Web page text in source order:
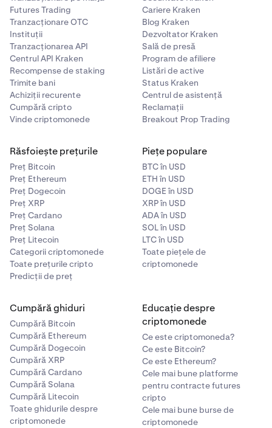
Futures Trading
Tranzacționare OTC
Instituții
Tranzacționarea API
Centrul API Kraken
Recompense de staking
Trimite bani
Achiziții recurente
Cumpără cripto
Vinde criptomonede
Cariere Kraken
Blog Kraken
Dezvoltator Kraken
Sală de presă
Program de afiliere
Listări de active
Status Kraken
Centrul de asistență
Reclamații
Breakout Prop Trading
Răsfoiește prețurile
Preț Bitcoin
Preț Ethereum
Preț Dogecoin
Preț XRP
Preț Cardano
Preț Solana
Preț Litecoin
Categorii criptomonede
Toate prețurile cripto
Predicții de preț
Piețe populare
BTC în USD
ETH în USD
DOGE în USD
XRP în USD
ADA în USD
SOL în USD
LTC în USD
Toate piețele de
criptomonede
Cumpără ghiduri
Cumpără Bitcoin
Cumpără Ethereum
Cumpără Dogecoin
Cumpără XRP
Cumpără Cardano
Cumpără Solana
Cumpără Litecoin
Toate ghidurile despre
criptomonede
Educație despre
criptomonede
Ce este criptomoneda?
Ce este Bitcoin?
Ce este Ethereum?
Cele mai bune platforme
pentru contracte futures
cripto
Cele mai bune burse de
criptomonede